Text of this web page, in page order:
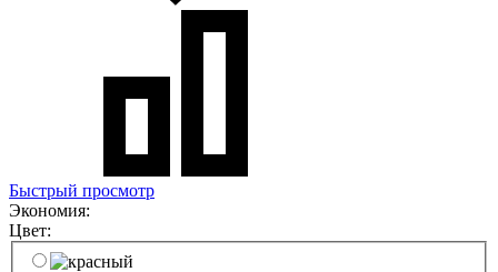
Быстрый просмотр
Экономия:
Цвет: